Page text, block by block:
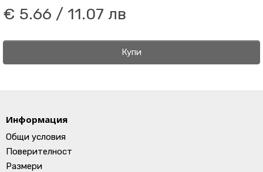
€ 5.66 / 11.07 лв
Купи
Информация
Общи условия
Поверителност
Размери